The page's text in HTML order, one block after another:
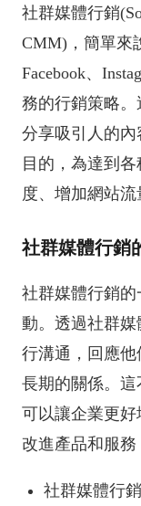
社群媒體行銷
CMM)，簡單來
Facebook、
務的行銷策略
分享吸引人的
目的，為達到
度、增加網站流
社群媒體行銷
社群媒體行銷
動。透過社群
行溝通，回應
長期的關係。
可以讓企業更
改進產品和服務
社群媒體行